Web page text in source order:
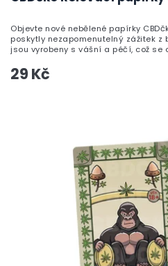
29 Kč
Objevte nové nebělené papírky
poskytly nezapomenutelný zážitek z
jsou vyrobeny s vášní a péčí, což se